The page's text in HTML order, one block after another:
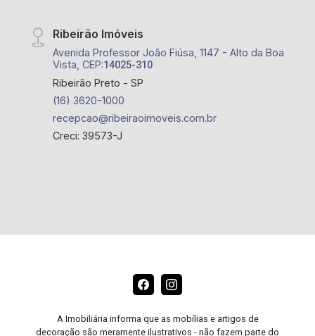
Ribeirão Imóveis
Avenida Professor João Fiúsa, 1147 - Alto da Boa
Vista, CEP:14025-310
Ribeirão Preto - SP
(16) 3620-1000
recepcao@ribeiraoimoveis.com.br
Creci: 39573-J
A Imobiliária informa que as mobílias e artigos de
decoração são meramente ilustrativos - não fazem parte do